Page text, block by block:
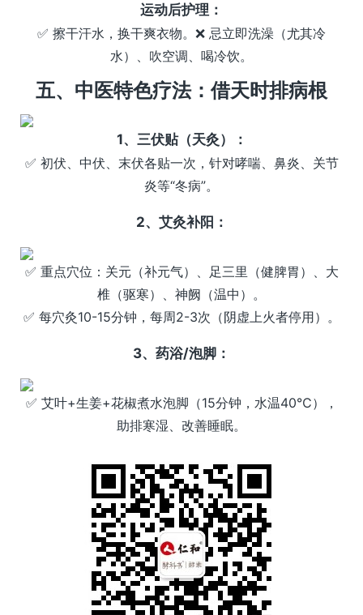
运动后护理：
✅ 擦干汗水，换干爽衣物。❌ 忌立即洗澡（尤其冷
水）、吹空调、喝冷饮。
五、中医特色疗法：借天时排病根
1、三伏贴（天灸）：
✅ 初伏、中伏、末伏各贴一次，针对哮喘、鼻炎、关节
炎等“冬病”。
2、艾灸补阳：
✅ 重点穴位：关元（补元气）、足三里（健脾胃）、大
椎（驱寒）、神阙（温中）。
✅ 每穴灸10-15分钟，每周2-3次（阴虚上火者停用）。
3、药浴/泡脚：
✅ 艾叶+生姜+花椒煮水泡脚（15分钟，水温40℃），
助排寒湿、改善睡眠。